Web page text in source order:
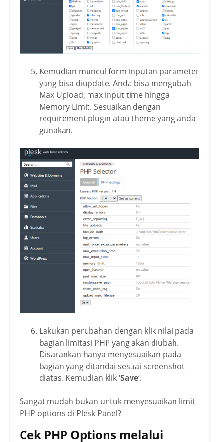
Kemudian muncul form inputan parameter
yang bisa diupdate. Anda bisa mengubah
Max Upload, max input time hingga
Memory Limit. Sesuaikan dengan
requirement plugin atau theme yang anda
gunakan.
Lakukan perubahan dengan klik nilai pada
bagian limitasi PHP yang akan diubah.
Disarankan hanya menyesuaikan pada
bagian yang ditandai sesuai screenshot
diatas. Kemudian klik ‘Save‘.
Sangat mudah bukan untuk menyesuaikan limit
PHP options di Plesk Panel?
Cek PHP Options melalui